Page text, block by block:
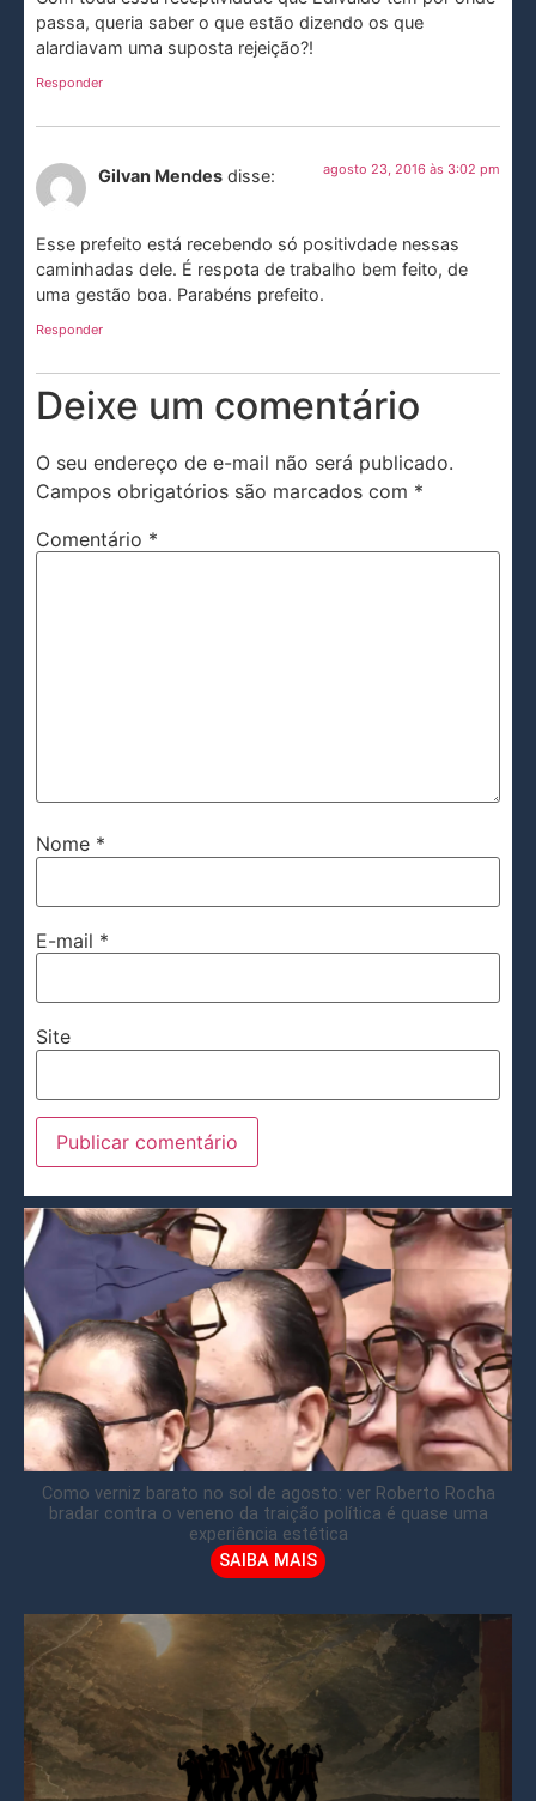
passa, queria saber o que estão dizendo os que
alardiavam uma suposta rejeição?!
Responder
Gilvan Mendes disse: agosto 23, 2016 às 3:02 pm
Esse prefeito está recebendo só positivdade nessas
caminhadas dele. É respota de trabalho bem feito, de
uma gestão boa. Parabéns prefeito.
Responder
Deixe um comentário
O seu endereço de e-mail não será publicado.
Campos obrigatórios são marcados com *
Comentário *
Nome *
E-mail *
Site
Como verniz barato no sol de agosto: ver Roberto Rocha
bradar contra o veneno da traição política é quase uma
experiência estética
SAIBA MAIS